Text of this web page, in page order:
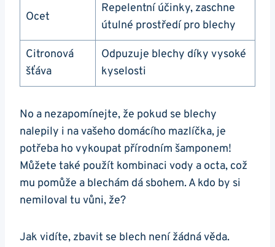
Ocet
Repelentní účinky, zaschne
útulné prostředí pro blechy
Citronová
šťáva
Odpuzuje blechy díky vysoké
kyselosti
No a nezapomínejte, že pokud se blechy
nalepily i na vašeho domácího mazlíčka, je
potřeba ho vykoupat přírodním šamponem!
Můžete také použít kombinaci vody a octa, což
mu pomůže a blechám dá sbohem. A kdo by si
nemiloval tu vůni, že?
Jak vidíte, zbavit se blech není žádná věda.